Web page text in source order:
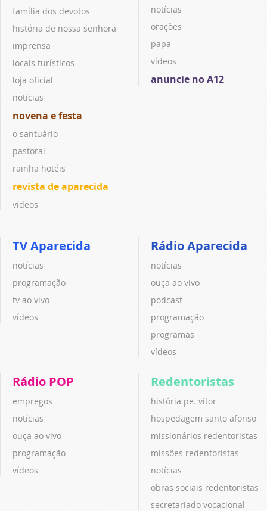
família dos devotos
história de nossa senhora
imprensa
locais turísticos
loja oficial
notícias
novena e festa
o santuário
pastoral
rainha hotéis
revista de aparecida
vídeos
notícias
orações
papa
vídeos
anuncie no A12
TV Aparecida
notícias
programação
tv ao vivo
vídeos
Rádio Aparecida
notícias
ouça ao vivo
podcast
programação
programas
vídeos
Rádio POP
empregos
notícias
ouça ao vivo
programação
vídeos
Redentoristas
história pe. vitor
hospedagem santo afonso
missionários redentoristas
missões redentoristas
notícias
obras sociais redentoristas
secretariado vocacional